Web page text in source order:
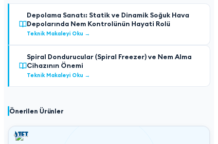
Depolama Sanatı: Statik ve Dinamik Soğuk Hava
Depolarında Nem Kontrolünün Hayati Rolü
Teknik Makaleyi Oku →
Spiral Dondurucular (Spiral Freezer) ve Nem Alma
Cihazının Önemi
Teknik Makaleyi Oku →
Önerilen Ürünler